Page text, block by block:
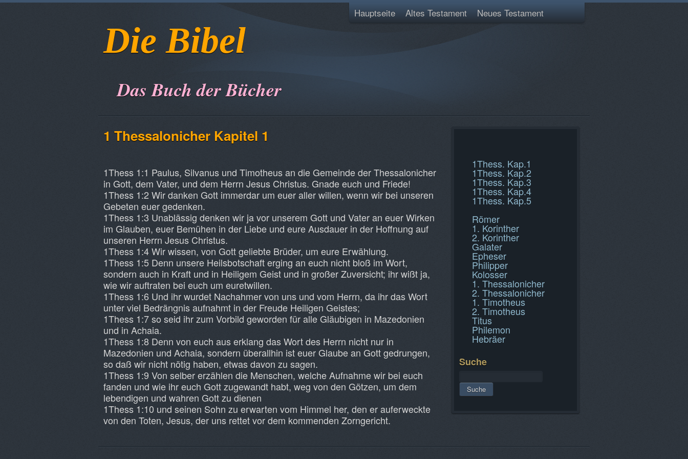
Die Bibel
Das Buch der Bücher
Hauptseite Altes Testament Neues Testament
1 Thessalonicher Kapitel 1
1Thess 1:1 Paulus, Silvanus und Timotheus an die Gemeinde der Thessalonicher
in Gott, dem Vater, und dem Herrn Jesus Christus. Gnade euch und Friede!
1Thess 1:2 Wir danken Gott immerdar um euer aller willen, wenn wir bei unseren
Gebeten euer gedenken.
1Thess 1:3 Unablässig denken wir ja vor unserem Gott und Vater an euer Wirken
im Glauben, euer Bemühen in der Liebe und eure Ausdauer in der Hoffnung auf
unseren Herrn Jesus Christus.
1Thess 1:4 Wir wissen, von Gott geliebte Brüder, um eure Erwählung.
1Thess 1:5 Denn unsere Heilsbotschaft erging an euch nicht bloß im Wort,
sondern auch in Kraft und in Heiligem Geist und in großer Zuversicht; ihr wißt ja,
wie wir auftraten bei euch um euretwillen.
1Thess 1:6 Und ihr wurdet Nachahmer von uns und vom Herrn, da ihr das Wort
unter viel Bedrängnis aufnahmt in der Freude Heiligen Geistes;
1Thess 1:7 so seid ihr zum Vorbild geworden für alle Gläubigen in Mazedonien
und in Achaia.
1Thess 1:8 Denn von euch aus erklang das Wort des Herrn nicht nur in
Mazedonien und Achaia, sondern überallhin ist euer Glaube an Gott gedrungen,
so daß wir nicht nötig haben, etwas davon zu sagen.
1Thess 1:9 Von selber erzählen die Menschen, welche Aufnahme wir bei euch
fanden und wie ihr euch Gott zugewandt habt, weg von den Götzen, um dem
lebendigen und wahren Gott zu dienen
1Thess 1:10 und seinen Sohn zu erwarten vom Himmel her, den er auferweckte
von den Toten, Jesus, der uns rettet vor dem kommenden Zorngericht.
1Thess. Kap.1
1Thess. Kap.2
1Thess. Kap.3
1Thess. Kap.4
1Thess. Kap.5
Römer
1. Korinther
2. Korinther
Galater
Epheser
Philipper
Kolosser
1. Thessalonicher
2. Thessalonicher
1. Timotheus
2. Timotheus
Titus
Philemon
Hebräer
Suche